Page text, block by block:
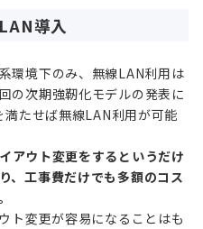
導入
環境下のみ、無線LAN利用は
の次期強靭化モデルの発表に
満たせば無線LAN利用が可能
アウト変更をするというだけ
、工事費だけでも多額のコス
ト変更が容易になることはも